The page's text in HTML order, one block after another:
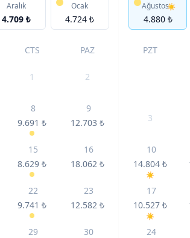
Aralık
4.709 ₺
Ocak
4.724 ₺
CTS PAZ
1 2
8
9.691 ₺
9
12.703 ₺
15
8.629 ₺
16
18.062 ₺
22
9.741 ₺
23
12.582 ₺
29
30
Ağustos
4.880 ₺
PZT
3
10
14.804 ₺
17
10.527 ₺
24